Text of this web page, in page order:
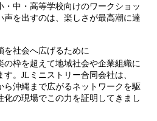
・中・高等学校向けのワークショッ
声を出すのは、楽しさが最高潮に達
を社会へ広げるために
の枠を超えて地域社会や企業組織に
。JLミニストリー合同会社は、
ら沖縄まで広がるネットワークを駆
の現場でこの力を証明してきまし